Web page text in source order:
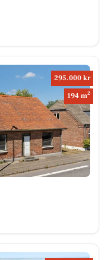
295.000 kr
194 m2